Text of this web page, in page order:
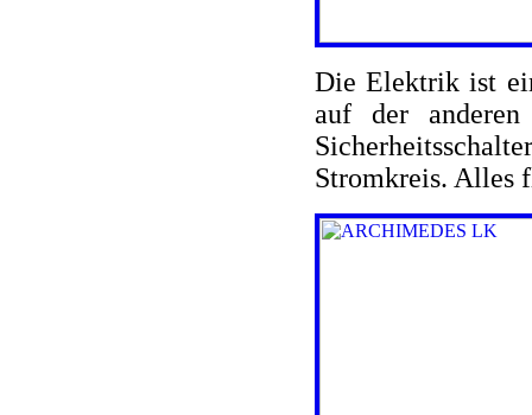
Die Elektrik ist
auf der anderen
Stromkreis. Alles